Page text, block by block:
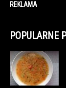
REKLAMA
POPULARNE